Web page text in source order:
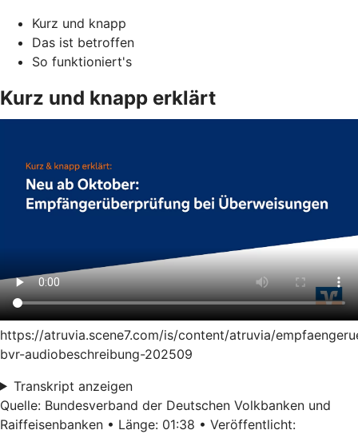
Kurz und knapp
Das ist betroffen
So funktioniert's
Kurz und knapp erklärt
https://atruvia.scene7.com/is/content/atruvia/
bvr-audiobeschreibung-202509
Transkript anzeigen
Quelle: Bundesverband der Deutschen Volkbanken und
Raiffeisenbanken • Länge: 01:38 • Veröffentlicht: